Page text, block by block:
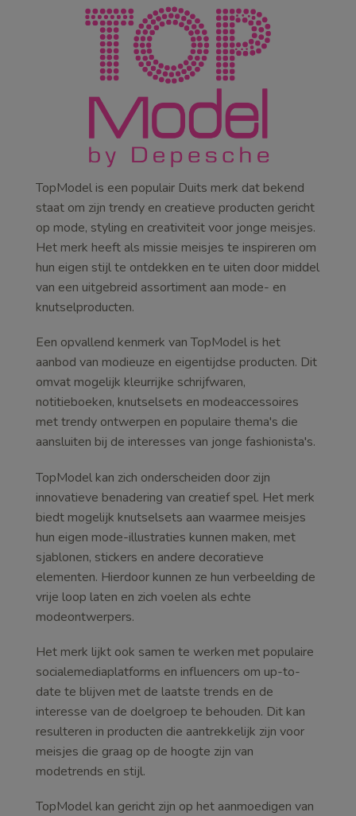
TopModel is een populair Duits merk dat bekend
staat om zijn trendy en creatieve producten gericht
op mode, styling en creativiteit voor jonge meisjes.
Het merk heeft als missie meisjes te inspireren om
hun eigen stijl te ontdekken en te uiten door middel
van een uitgebreid assortiment aan mode- en
knutselproducten.
Een opvallend kenmerk van TopModel is het
aanbod van modieuze en eigentijdse producten. Dit
omvat mogelijk kleurrijke schrijfwaren,
notitieboeken, knutselsets en modeaccessoires
met trendy ontwerpen en populaire thema's die
aansluiten bij de interesses van jonge fashionista's.
TopModel kan zich onderscheiden door zijn
innovatieve benadering van creatief spel. Het merk
biedt mogelijk knutselsets aan waarmee meisjes
hun eigen mode-illustraties kunnen maken, met
sjablonen, stickers en andere decoratieve
elementen. Hierdoor kunnen ze hun verbeelding de
vrije loop laten en zich voelen als echte
modeontwerpers.
Het merk lijkt ook samen te werken met populaire
socialemediaplatforms en influencers om up-to-
date te blijven met de laatste trends en de
interesse van de doelgroep te behouden. Dit kan
resulteren in producten die aantrekkelijk zijn voor
meisjes die graag op de hoogte zijn van
modetrends en stijl.
TopModel kan gericht zijn op het aanmoedigen van